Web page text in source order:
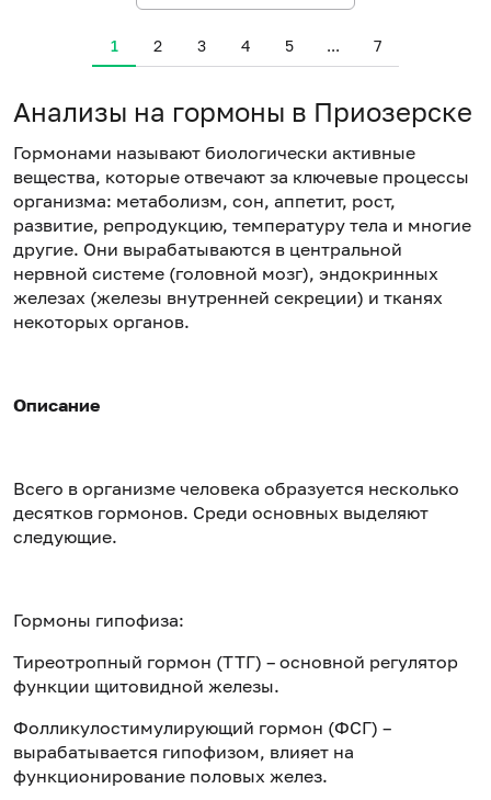
1 2 3 4 5 ... 7
Анализы на гормоны в Приозерске
Гормонами называют биологически активные
вещества, которые отвечают за ключевые процессы
организма: метаболизм, сон, аппетит, рост,
развитие, репродукцию, температуру тела и многие
другие. Они вырабатываются в центральной
нервной системе (головной мозг), эндокринных
железах (железы внутренней секреции) и тканях
некоторых органов.
Описание
Всего в организме человека образуется несколько
десятков гормонов. Среди основных выделяют
следующие.
Гормоны гипофиза:
Тиреотропный гормон (ТТГ) – основной регулятор
функции щитовидной железы.
Фолликулостимулирующий гормон (ФСГ) –
вырабатывается гипофизом, влияет на
функционирование половых желез.